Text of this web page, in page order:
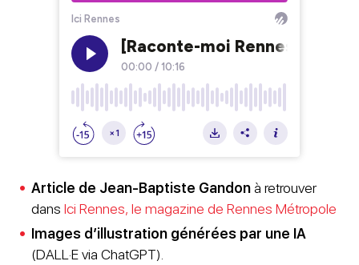
Article de Jean-Baptiste Gandonà retrouver
dans Ici Rennes, le magazine de Rennes Métropole
Images d’illustration générées par une IA
(DALL·E via ChatGPT).